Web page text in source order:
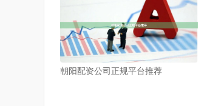
朝阳配资公司正规平台推荐